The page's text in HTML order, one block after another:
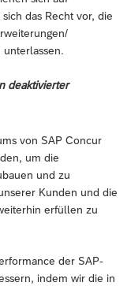
das Recht vor, die
deaktivierter
von SAP Concur
um die
und zu
Kunden und die
erfüllen zu
der SAP-
indem wir die in